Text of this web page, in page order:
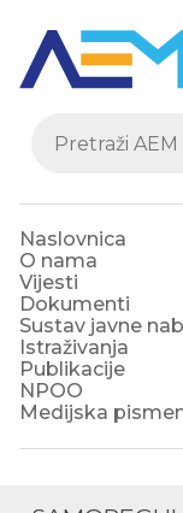
Naslovnica
O nama
Vijesti
Dokumenti
Sustav javne
Istraživanja
Publikacije
NPOO
Medijska